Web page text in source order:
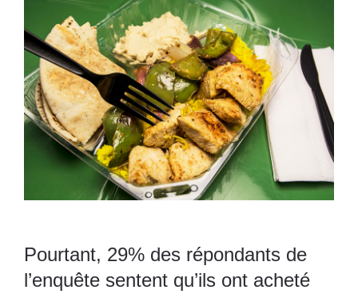
Pourtant, 29% des répondants de
l’enquête sentent qu’ils ont acheté